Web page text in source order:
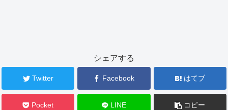
シェアする
Twitter Facebook はてブ
Pocket LINE コピー